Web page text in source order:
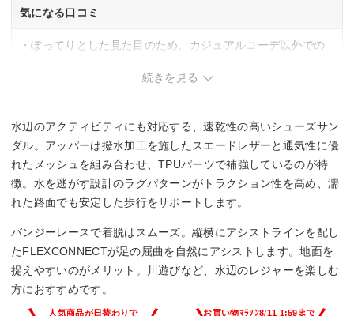
気になる口コミ
・ぽってりとした見た目のため、カジュアルコーデ以外での
続きを見る
水辺のアクティビティにも対応する、速乾性の高いシューズサン
ダル。アッパーは撥水加工を施したスエードレザーと通気性に優
れたメッシュを組み合わせ、TPUパーツで補強しているのが特
徴。水を逃がす設計のラグパターンがトラクション性を高め、濡
れた路面でも安定した歩行をサポートします。
バンジーレースで着脱はスムーズ。縦横にアシストラインを配し
たFLEXCONNECTが足の屈曲を自然にアシストします。地面を
捉えやすいのがメリット。川遊びなど、水辺のレジャーを楽しむ
方におすすめです。